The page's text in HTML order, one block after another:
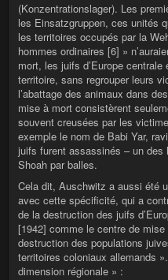
(Konzentrationslager). Les
les Einsatzgruppen, ces unités
les territoires occupés par la
hommes ordinaires [6] »
mort, les juifs d’Europe
territoire, sans regrouper leurs
l’abattage des animaux dans
mise à mort consistèrent
souvent creusées par les
exemple le nom de Babi Yar,
juifs furent assassinés – un des
Shoah par balles.
Cela dit, Auschwitz a aussi été
avec cette spécificité, qui a
de la destruction des juifs
[1942] comme le centre de
destruction des populations
territoires coloniaux allemands
dimension régionale » :